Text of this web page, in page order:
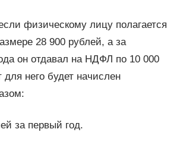
физическому лицу полагается
28 900 рублей, а за
он отдавал на НДФЛ по 10 000
для него будет начислен
за первый год.